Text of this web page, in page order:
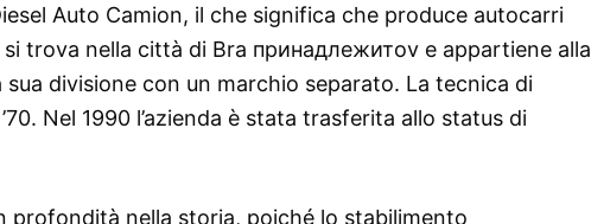
Auto Camion, il che significa che produce autocarri
trova nella città di Bra принадлежитov e appartiene alla
divisione con un marchio separato. La tecnica di
Nel 1990 l’azienda è stata trasferita allo status di
profondità nella storia, poiché lo stabilimento